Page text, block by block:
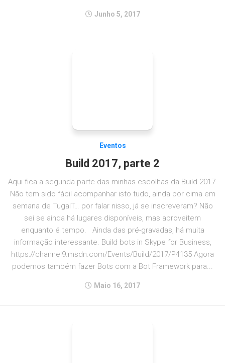
Junho 5, 2017
Eventos
Build 2017, parte 2
Aqui fica a segunda parte das minhas escolhas da Build 2017.
Não tem sido fácil acompanhar isto tudo, ainda por cima em
semana de TugaIT… por falar nisso, já se inscreveram? Não
sei se ainda há lugares disponíveis, mas aproveitem
enquanto é tempo. Ainda das pré-gravadas, há muita
informação interessante. Build bots in Skype for Business,
https://channel9.msdn.com/Events/Build/2017/P4135 Agora
podemos também fazer Bots com a Bot Framework para...
Maio 16, 2017